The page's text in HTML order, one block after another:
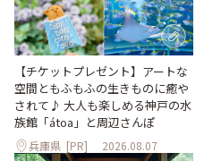
【チケットプレゼント】アートな
空間ともふもふの生きものに癒や
されて♪ 大人も楽しめる神戸の水
族館「átoa」と周辺さんぽ
兵庫県 [PR] 2026.08.07